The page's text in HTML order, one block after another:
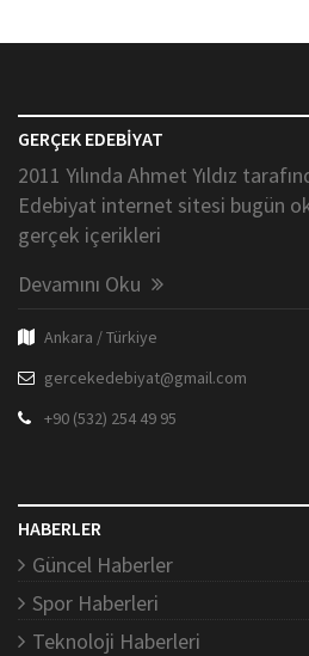
GERÇEK EDEBİYAT
2011 Yılında Ahmet Yıldız
Edebiyat internet sitesi bugün
gerçek içerikleri
Devamını Oku
Ankara / Türkiye
gercekedebiyat@gmail.com
+90 (532) 254 49 95
HABERLER
Güncel Haberler
Spor Haberleri
Teknoloji Haberleri